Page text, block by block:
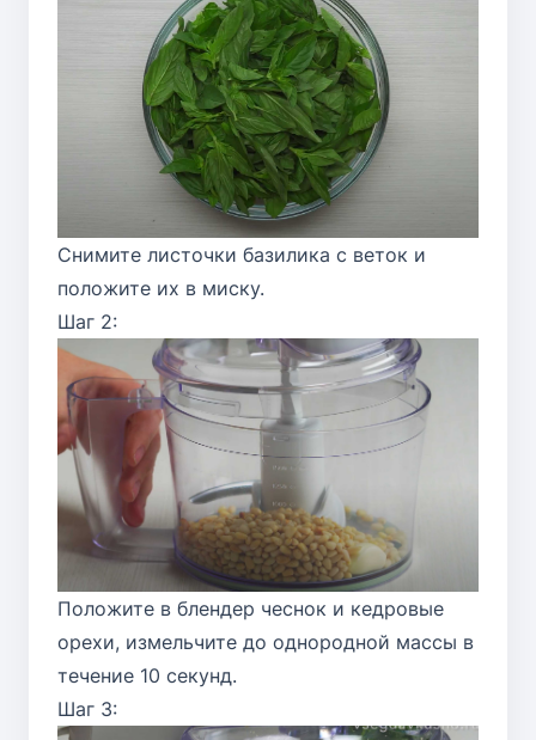
Снимите листочки базилика с веток и
положите их в миску.
Шаг 2:
Положите в блендер чеснок и кедровые
орехи, измельчите до однородной массы в
течение 10 секунд.
Шаг 3: